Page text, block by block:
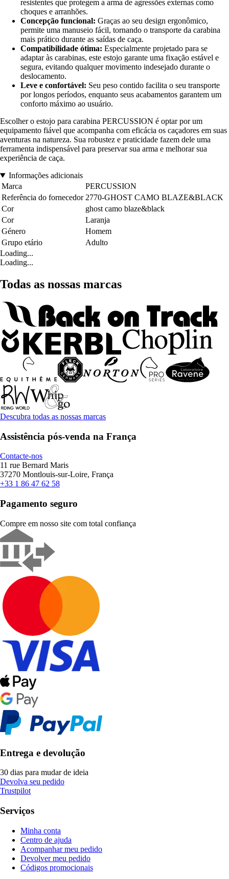
resistentes que protegem a arma de agressões externas como
choques e arranhões.
Concepção funcional: Graças ao seu design ergonômico,
permite uma manuseio fácil, tornando o transporte da carabina
mais prático durante as saídas de caça.
Compatibilidade ótima: Especialmente projetado para se
adaptar às carabinas, este estojo garante uma fixação estável e
segura, evitando qualquer movimento indesejado durante o
deslocamento.
Leve e confortável: Seu peso contido facilita o seu transporte
por longos períodos, enquanto seus acabamentos garantem um
conforto máximo ao usuário.
Escolher o estojo para carabina PERCUSSION é optar por um
equipamento fiável que acompanha com eficácia os caçadores em suas
aventuras na natureza. Sua robustez e praticidade fazem dele uma
ferramenta indispensável para preservar sua arma e melhorar sua
experiência de caça.
Informações adicionais
Marca
PERCUSSION
Referência do fornecedor 2770-GHOST CAMO BLAZE&BLACK
Cor
ghost camo blaze&black
Cor
Laranja
Género
Homem
Grupo etário
Adulto
Loading...
Loading...
Todas as nossas marcas
Descubra todas as nossas marcas
Assistência pós-venda na França
Contacte-nos
11 rue Bernard Maris
37270 Montlouis-sur-Loire, França
+33 1 86 47 62 58
Pagamento seguro
Compre em nosso site com total confiança
Entrega e devolução
30 dias para mudar de ideia
Devolva seu pedido
Trustpilot
Serviços
Minha conta
Centro de ajuda
Acompanhar meu pedido
Devolver meu pedido
Códigos promocionais